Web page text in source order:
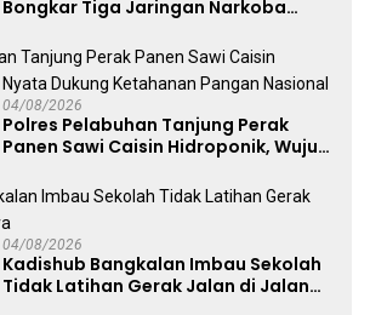
Bongkar Tiga Jaringan Narkoba
04/08/2026
Polres Pelabuhan Tanjung Perak
Panen Sawi Caisin Hidroponik, Wujud
Nasional
04/08/2026
Kadishub Bangkalan Imbau Sekolah
Tidak Latihan Gerak Jalan di Jalan